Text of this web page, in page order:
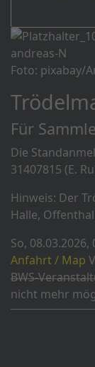
Foto: pixabay/
Für
Die
31407815 (E.
Hinweis: Der
Halle,
So, 08.03.2026,
Anfahrt / Map
BWS-
nicht mehr